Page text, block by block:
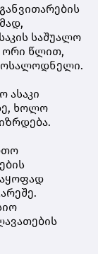
საშუალო
ორი წლით,
ასაკი
ხოლო